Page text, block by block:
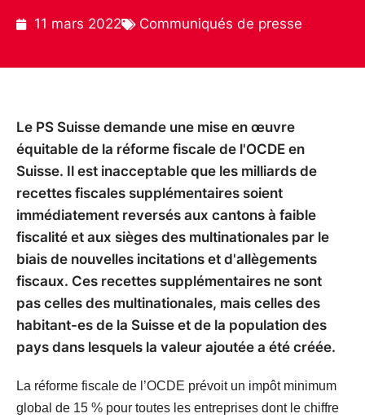
11 mars 2022 Communiqués de presse
Le PS Suisse demande une mise en œuvre
équitable de la réforme fiscale de l'OCDE en
Suisse. Il est inacceptable que les milliards de
recettes fiscales supplémentaires soient
immédiatement reversés aux cantons à faible
fiscalité et aux sièges des multinationales par le
biais de nouvelles incitations et d'allègements
fiscaux. Ces recettes supplémentaires ne sont
pas celles des multinationales, mais celles des
habitant-es de la Suisse et de la population des
pays dans lesquels la valeur ajoutée a été créée.
La réforme fiscale de l’OCDE prévoit un impôt minimum
global de 15 % pour toutes les entreprises dont le chiffre